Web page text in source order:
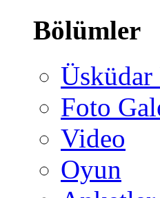
Bölümler
Üsküdar
Foto
Video
Oyun